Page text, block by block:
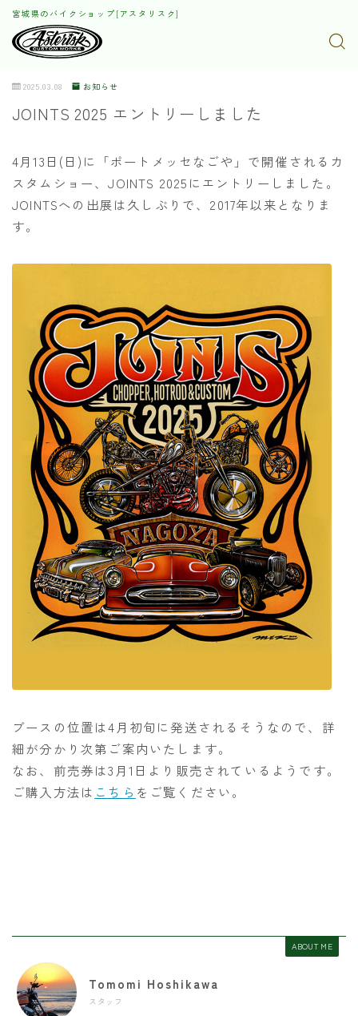
宮城県のバイクショップ[アスタリスク]
2025.03.08 お知らせ
JOINTS 2025 エントリーしました
4月13日(日)に「ポートメッセなごや」で開催されるカ
スタムショー、JOINTS 2025にエントリーしました。
JOINTSへの出展は久しぶりで、2017年以来となりま
す。
ブースの位置は4月初旬に発送されるそうなので、詳
細が分かり次第ご案内いたします。
なお、前売券は3月1日より販売されているようです。
ご購入方法は こちら をご覧ください。
ABOUT ME
Tomomi Hoshikawa
スタッフ